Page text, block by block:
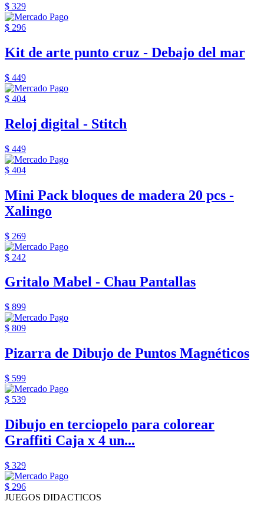
$ 329
$ 296
Kit de arte punto cruz - Debajo del mar
$ 449
$ 404
Reloj digital - Stitch
$ 449
$ 404
Mini Pack bloques de madera 20 pcs -
Xalingo
$ 269
$ 242
Gritalo Mabel - Chau Pantallas
$ 899
$ 809
Pizarra de Dibujo de Puntos Magnéticos
$ 599
$ 539
Dibujo en terciopelo para colorear
Graffiti Caja x 4 un...
$ 329
$ 296
JUEGOS DIDACTICOS